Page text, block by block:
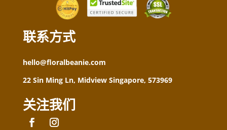
联系方式
hello@floralbeanie.com
22 Sin Ming Ln, Midview Singapore, 573969
关注我们